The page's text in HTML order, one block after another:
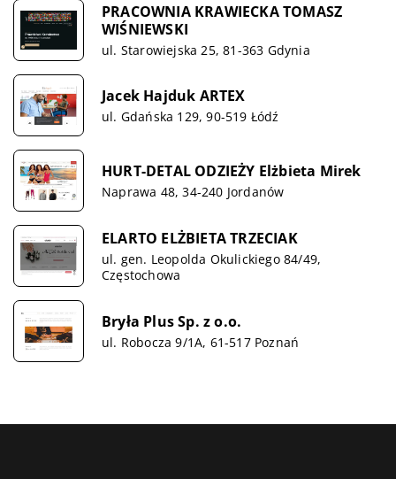
PRACOWNIA KRAWIECKA TOMASZ
WIŚNIEWSKI
ul. Starowiejska 25, 81-363 Gdynia
Jacek Hajduk ARTEX
ul. Gdańska 129, 90-519 Łódź
HURT-DETAL ODZIEŻY Elżbieta Mirek
Naprawa 48, 34-240 Jordanów
ELARTO ELŻBIETA TRZECIAK
ul. gen. Leopolda Okulickiego 84/49,
Częstochowa
Bryła Plus Sp. z o.o.
ul. Robocza 9/1A, 61-517 Poznań